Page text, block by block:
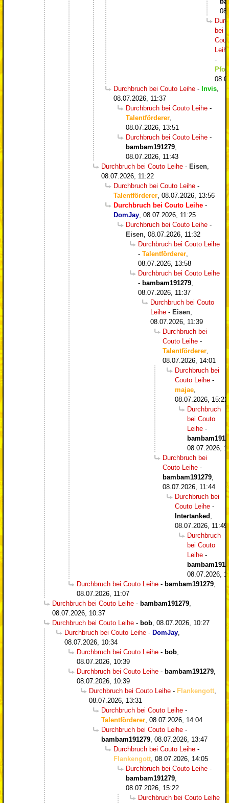
bei
-
Durchbruch bei Couto Leihe - Invis,
08.07.2026, 11:37
Durchbruch bei Couto Leihe -
Talentförderer,
08.07.2026, 13:51
Durchbruch bei Couto Leihe -
bambam191279,
08.07.2026, 11:43
Durchbruch bei Couto Leihe - Eisen,
08.07.2026, 11:22
Durchbruch bei Couto Leihe -
Talentförderer, 08.07.2026, 13:56
Durchbruch bei Couto Leihe -
DomJay, 08.07.2026, 11:25
Durchbruch bei Couto Leihe -
Eisen, 08.07.2026, 11:32
Durchbruch bei Couto Leihe
- Talentförderer,
08.07.2026, 13:58
Durchbruch bei Couto Leihe
- bambam191279,
08.07.2026, 11:37
Durchbruch bei Couto
Leihe - Eisen,
08.07.2026, 11:39
Durchbruch bei
Couto Leihe -
Talentförderer,
08.07.2026, 14:01
Durchbruch bei
Couto Leihe -
majae,
08.07.2026, 15:22
Durchbruch
bei Couto
Leihe -
08.07.2026,
Durchbruch bei
Couto Leihe -
bambam191279,
08.07.2026, 11:44
Durchbruch bei
Couto Leihe -
Intertanked ,
08.07.2026, 11:49
Durchbruch
bei Couto
Leihe -
08.07.2026,
Durchbruch bei Couto Leihe - bambam191279,
08.07.2026, 11:07
Durchbruch bei Couto Leihe - bambam191279,
08.07.2026, 10:37
Durchbruch bei Couto Leihe - bob, 08.07.2026, 10:27
Durchbruch bei Couto Leihe - DomJay,
08.07.2026, 10:34
Durchbruch bei Couto Leihe - bob,
08.07.2026, 10:39
Durchbruch bei Couto Leihe - bambam191279,
08.07.2026, 10:39
Durchbruch bei Couto Leihe - Flankengott,
08.07.2026, 13:31
Durchbruch bei Couto Leihe -
Talentförderer, 08.07.2026, 14:04
Durchbruch bei Couto Leihe -
bambam191279, 08.07.2026, 13:47
Durchbruch bei Couto Leihe -
Flankengott, 08.07.2026, 14:05
Durchbruch bei Couto Leihe -
bambam191279,
08.07.2026, 15:22
Durchbruch bei Couto Leihe